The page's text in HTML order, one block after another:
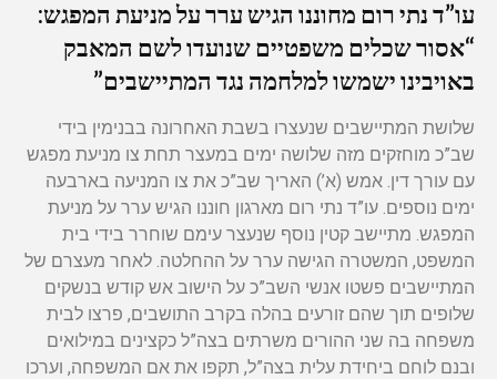
עו”ד נתי רום מחוננו הגיש ערר על מניעת המפגש:
“אסור שכלים משפטיים שנועדו לשם המאבק
באויבינו ישמשו למלחמה נגד המתיישבים”
שלושת המתיישבים שנעצרו בשבת האחרונה בבנימין בידי
שב”כ מוחזקים מזה שלושה ימים במעצר תחת צו מניעת מפגש
עם עורך דין. אמש (א’) האריך שב”כ את צו המניעה בארבעה
ימים נוספים. עו”ד נתי רום מארגון חוננו הגיש ערר על מניעת
המפגש. מתיישב קטין נוסף שנעצר עימם שוחרר בידי בית
המשפט, המשטרה הגישה ערר על ההחלטה. לאחר מעצרם של
המתיישבים פשטו אנשי השב”כ על הישוב אש קודש בנשקים
שלופים תוך שהם זורעים בהלה בקרב התושבים, פרצו לבית
משפחה בה שני ההורים משרתים בצה”ל כקצינים במילואים
ובנם לוחם ביחידת עלית בצה”ל, תקפו את אם המשפחה, וערכו